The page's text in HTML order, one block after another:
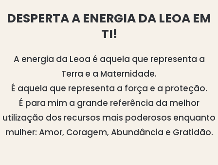
DESPERTA A ENERGIA DA LEOA EM
TI!
A energia da Leoa é aquela que representa a
Terra e a Maternidade.
É aquela que representa a força e a proteção.
É para mim a grande referência da melhor
utilização dos recursos mais poderosos enquanto
mulher: Amor, Coragem, Abundância e Gratidão.